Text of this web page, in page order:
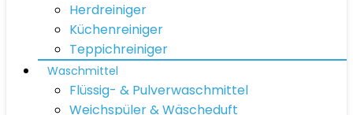
Herdreiniger
Küchenreiniger
Teppichreiniger
Waschmittel
Flüssig- & Pulverwaschmittel
Weichspüler & Wäscheduft